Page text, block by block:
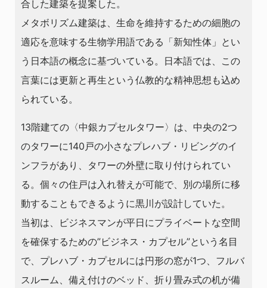
合した建築を提案した。
メタボリズム建築は、生命を維持するための細胞の
適応を意味する生物学用語である「新知性体」とい
う日本語の概念に基づいている。日本語では、この
言葉には更新と再生という仏教的な精神思想も込め
られている。
13階建ての〈中銀カプセルタワー〉は、中央の2つ
のタワーに140戸の小さなプレハブ・リビングのイ
ンフラがあり、タワーの外壁に取り付けられてい
る。個々の住戸は入れ替えが可能で、別の場所に移
動することもできるように黒川が設計していた。
当初は、ビジネスマンが平日にプライベートな空間
を確保するための”ビジネス・カプセル”という名目
で、プレハブ・カプセルには円形の窓が1つ、フルバ
スルーム、備え付けのベッド、折り畳み式の机が備